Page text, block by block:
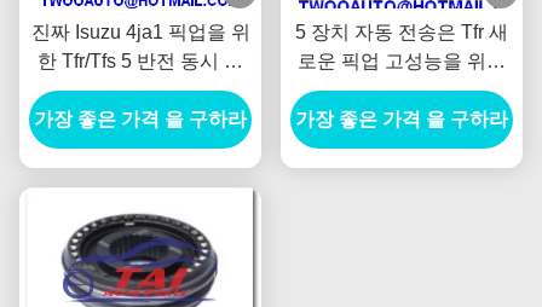
진짜 Isuzu 4ja1 픽업을 위
한 Tfr/Tfs 5 반전 동시 발
광 장치 5-33260-010-0
가장 좋은 가격 을 구하라
5 장치 자동 전송은 Tfr 새
로운 픽업 고성능을 위한
24t/30t를 분해합니다
가장 좋은 가격 을 구하라